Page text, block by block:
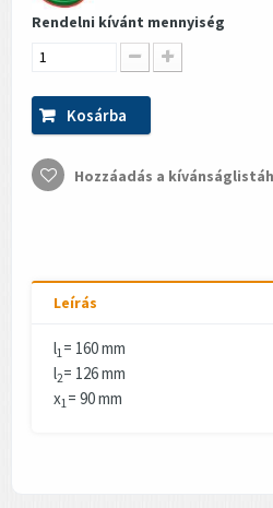
Rendelni kívánt mennyiség
Kosárba
Hozzáadás a
Leírás
l1 = 160 mm
l2= 126 mm
x1 = 90 mm